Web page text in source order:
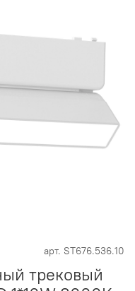
арт. ST676.536.10
трековый